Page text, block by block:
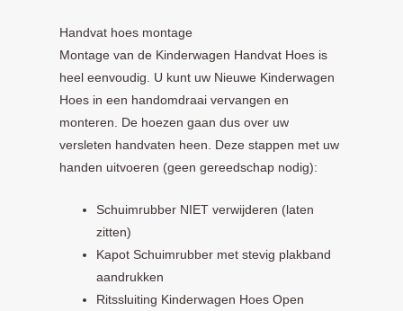
Handvat hoes montage
Montage van de Kinderwagen Handvat Hoes is
heel eenvoudig. U kunt uw Nieuwe Kinderwagen
Hoes in een handomdraai vervangen en
monteren. De hoezen gaan dus over uw
versleten handvaten heen. Deze stappen met uw
handen uitvoeren (geen gereedschap nodig):
Schuimrubber NIET verwijderen (laten
zitten)
Kapot Schuimrubber met stevig plakband
aandrukken
Ritssluiting Kinderwagen Hoes Open